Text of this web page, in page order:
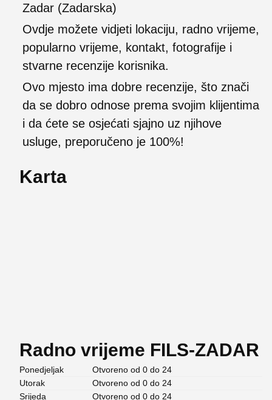
Zadar (Zadarska)
Ovdje možete vidjeti lokaciju, radno vrijeme,
popularno vrijeme, kontakt, fotografije i
stvarne recenzije korisnika.
Ovo mjesto ima dobre recenzije, što znači
da se dobro odnose prema svojim klijentima
i da ćete se osjećati sjajno uz njihove
usluge, preporučeno je 100%!
Karta
Radno vrijeme FILS-ZADAR
Ponedjeljak
Otvoreno od 0 do 24
Utorak
Otvoreno od 0 do 24
Srijeda
Otvoreno od 0 do 24